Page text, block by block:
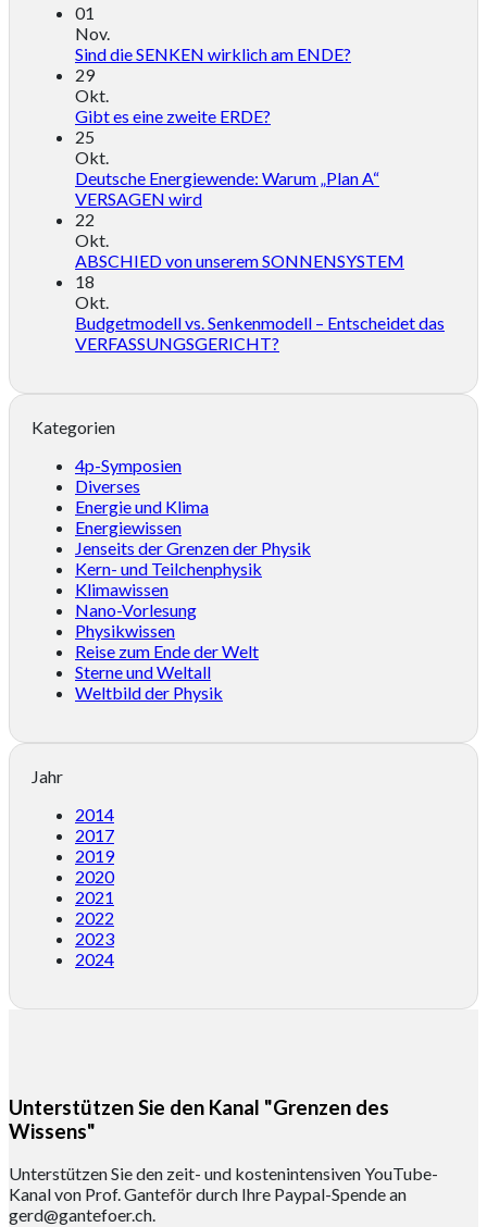
01
Nov.
Sind die SENKEN wirklich am ENDE?
29
Okt.
Gibt es eine zweite ERDE?
25
Okt.
Deutsche Energiewende: Warum „Plan A“
VERSAGEN wird
22
Okt.
ABSCHIED von unserem SONNENSYSTEM
18
Okt.
Budgetmodell vs. Senkenmodell – Entscheidet das
VERFASSUNGSGERICHT?
Kategorien
4p-Symposien
Diverses
Energie und Klima
Energiewissen
Jenseits der Grenzen der Physik
Kern- und Teilchenphysik
Klimawissen
Nano-Vorlesung
Physikwissen
Reise zum Ende der Welt
Sterne und Weltall
Weltbild der Physik
Jahr
2014
2017
2019
2020
2021
2022
2023
2024
Unterstützen Sie den Kanal "Grenzen des
Wissens"
Unterstützen Sie den zeit- und kostenintensiven YouTube-
Kanal von Prof. Ganteför durch Ihre Paypal-Spende an
gerd@gantefoer.ch.